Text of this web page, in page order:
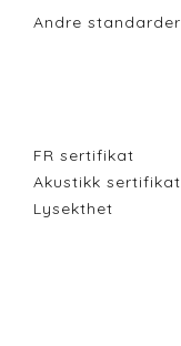
Andre standarder
FR sertifikat
Akustikk sertifikat
Lysekthet